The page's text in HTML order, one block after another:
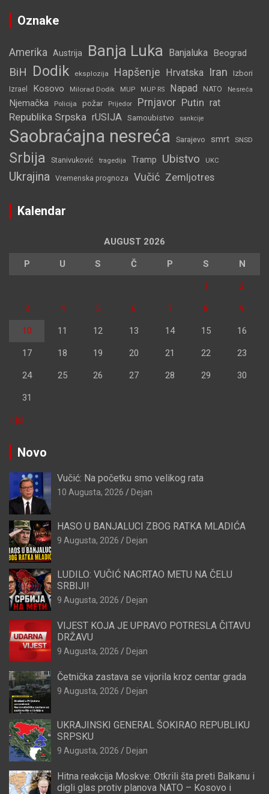
Oznake
Amerika Austrija Banja Luka Banjaluka Beograd
BiH Dodik eksplozija Hapšenje Hrvatska Iran Izbori
Izrael Kosovo Milorad Dodik MUP MUP RS Napad NATO Nesreća
Njemačka Policija požar Prijedor Prnjavor Putin rat
Republika Srpska rUSIJA Samoubistvo sankcije
Saobraćajna nesreća Sarajevo smrt SNSD
Srbija Stanivuković tragedija Tramp Ubistvo UKC
Ukrajina Vremenska prognoza Vučić Zemljotres
Kalendar
AUGUST 2026
P U S Č P S N
1 2
3 4 5 6 7 8 9
10 11 12 13 14 15 16
17 18 19 20 21 22 23
24 25 26 27 28 29 30
31
« jul
Novo
Vučić: Na početku smo velikog rata
10 Augusta, 2026 Dejan
HASO U BANJALUCI ZBOG RATKA MLADIĆA
9 Augusta, 2026 Dejan
LUDILO: VUČIĆ NACRTAO METU NA ČELU
SRBIJI!
9 Augusta, 2026 Dejan
VIJEST KOJA JE UPRAVO POTRESLA ČITAVU
DRŽAVU
9 Augusta, 2026 Dejan
Četnička zastava se vijorila kroz centar grada
9 Augusta, 2026 Dejan
UKRAJINSKI GENERAL ŠOKIRAO REPUBLIKU
SRPSKU
9 Augusta, 2026 Dejan
Hitna reakcija Moskve: Otkrili šta preti Balkanu i
digli glas protiv planova NATO – Kosovo i